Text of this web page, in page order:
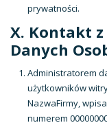
prywatności.
X. Kontakt
Danych
Administratorem
użytkowników
NazwaFirmy,
numerem